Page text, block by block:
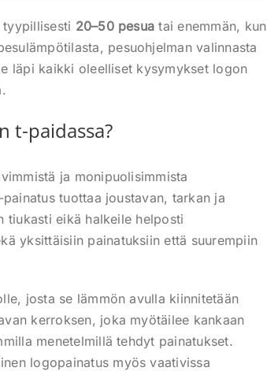
20–50 pesua tai enemmän, kun
pesuohjelman valinnasta
läpi kaikki oleelliset kysymykset logon
t-paidassa?
ja monipuolisimmista
tuottaa joustavan, tarkan ja
tiukasti eikä halkeile helposti
yksittäisiin painatuksiin että suurempiin
josta se lämmön avulla kiinnitetään
kerroksen, joka myötäilee kankaan
menetelmillä tehdyt painatukset.
logopainatus myös vaativissa